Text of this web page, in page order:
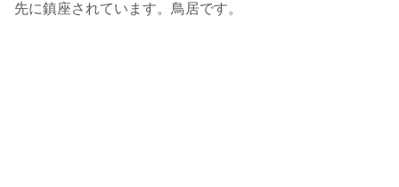
先に鎮座されています。鳥居です。